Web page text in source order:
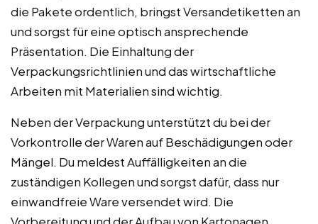
die Pakete ordentlich, bringst Versandetiketten an
und sorgst für eine optisch ansprechende
Präsentation. Die Einhaltung der
Verpackungsrichtlinien und das wirtschaftliche
Arbeiten mit Materialien sind wichtig.
Neben der Verpackung unterstützt du bei der
Vorkontrolle der Waren auf Beschädigungen oder
Mängel. Du meldest Auffälligkeiten an die
zuständigen Kollegen und sorgst dafür, dass nur
einwandfreie Ware versendet wird. Die